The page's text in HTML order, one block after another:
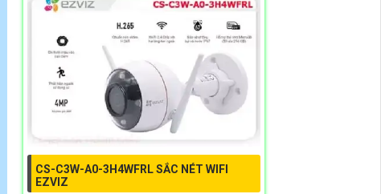
CS-C3W-A0-3H4WFRL SẮC NÉT WIFI
EZVIZ